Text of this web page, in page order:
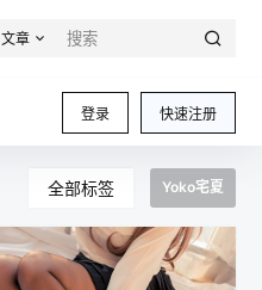
文章
登录 快速注册
全部标签 Yoko宅夏